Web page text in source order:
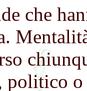
che
politico